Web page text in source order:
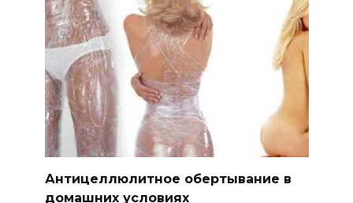
Антицеллюлитное обертывание в
домашних условиях